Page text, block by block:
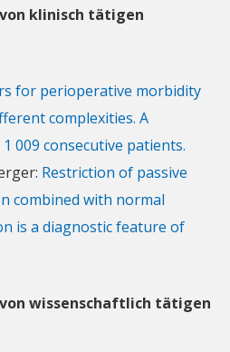
klinisch tätigen
for perioperative morbidity
complexities. A
009 consecutive patients.
Restriction of passive
combined with normal
is a diagnostic feature of
wissenschaftlich tätigen